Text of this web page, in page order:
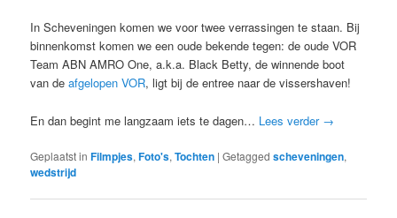
In Scheveningen komen we voor twee verrassingen te staan. Bij
binnenkomst komen we een oude bekende tegen: de oude VOR
Team ABN AMRO One, a.k.a. Black Betty, de winnende boot
van deafgelopen VOR, ligt bij de entree naar de vissershaven!
En dan begint me langzaam iets te dagen… Lees verder →
Geplaatst in Filmpjes,Foto's,Tochten |Getagged scheveningen,
wedstrijd